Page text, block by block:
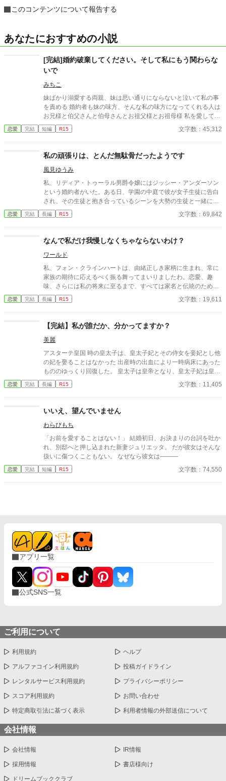
このコンテンツについて報告する
あなたにおすすめの小説
[完結]婚約破棄してください。そして私にもう関わらな
いで
みちこ
妹ばかり溺愛する両親、妹は思い通りにならないと泣いて私の事
を責める 婚約者も妹の味方、そんな私の味方になってくれる人は
お兄様と伯父さんと伯母さんとお祖父様とお祖母様 私を愛してく
れる人の為にももう自由になります
恋愛 完結 短編 R15 文字数：45,312
私の頑張りは、とんだ無駄骨だったようです
風見ゆうみ
私、リディア・トゥーラル男爵令嬢にはジッシー・アンダーソン
という婚約者がいた。ある日、学園の中庭で彼が女子生徒に告白
され、その生徒と抱き合っているシーンを大勢の生徒と一緒に見
てしまった上に、その場で婚約破棄を要求されてしまう。 婚約破
棄を要求されてすぐに、ミラン・ミーグス公爵令息から求婚さ
迷ったけれど、彼の両親から身を引く様にお願いされ、ミランを
諦める事に決める。 そんな私は、学園を辞めて遠くの街に引っ越
し、平民として新しい生活を始めてみたんだけど、ん？ 誰かか
らストーカーされてる？ それだけじゃなく、ミランが私を見つ
け出してしまい…！？ え、これじゃあ、私、何のために引っ越し
たの！？ ※恋愛メインで書くつもりですが、ざまぁ必要のご意見
す。 ※ざまぁ希望をいただきましたので、タグを「ざまぁ」に変
世界観や設定であるとご了承いただいた上でお読み下さいませ。
恋愛 完結 長編 R15 文字数：69,842
なんで私だけ我慢しなくちゃならないわけ？
ワールド
私、フォン・クラインハートは、由緒正しき家柄に生まれ、常に
家族の期待に応えるべく振る舞ってまいりましたわ。恋愛、趣
味、さらには私の将来に至るまで、すべては家名と伝統のため。
しかし、これ以上、我慢するのは終わりにしようと決意いたしま
したわ。 だってなんで私だけ我慢しなくちゃいけないと思ったん
恋愛 完結 長編 R15 文字数：19,611
【完結】私が誰だか、分かってますか？
美麗
アスターテ皇国 時の皇太子は、皇太子妃とその侍女を妾妃とし他
の妃を娶ることはなかった 出産時の出血により一時病床にあった
もののゆっくり回復した。 皇太子は皇帝となり、皇太子妃は皇后
となった。 そして、皇后との間に産まれた男児を皇太子とした。
以降の子は妾妃との娘のみであった。 表向きは皇帝と皇后の仲は
り、皇后と妾妃の仲はより睦まじくあったとの話もあるようだ。
残念ながら、この妾妃は産まれも育ちも定かではなかった。 ま
た、後ろ盾も何もないために何故皇后の侍女となったかも不明で
あった。 そして、この妾妃の娘マリアーナははたしてどのような
娘なのか… １７話完結予定です。 完結まで書き終わっておりま
す。 よろしくお願いいたします。
恋愛 完結 長編 R15 文字数：11,405
いいえ、望んでいません
わらびもち
「お前を愛することはない！」 結婚初日、お決まりの台詞を吐か
れ、別邸へと押し込まれた新妻ジュリエッタ。 だが彼女はそんな
扱いに傷つくこともない。 なぜなら彼女は―――
恋愛 完結 短編 R15 文字数：74,550
アプリ一覧
公式SNS一覧
ご利用について
利用規約 ヘルプ
アルファコイン利用規約 投稿ガイドライン
レンタルサービス利用規約 プライバシーポリシー
スコア利用規約 お問い合わせ
特定商取引法に基づく表示 利用者情報の外部送信について
会社情報
会社情報 IR情報
採用情報 書店様向け
ドリームブッククラブ